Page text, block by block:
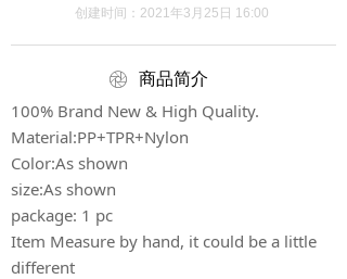
商品简介
创建时间： 2021年3月25日 16:00
100% Brand New & High Quality.
Material:PP+TPR+Nylon
Color:As shown
size:As shown
package: 1 pc
Item Measure by hand, it could be a little
different
ꁵ